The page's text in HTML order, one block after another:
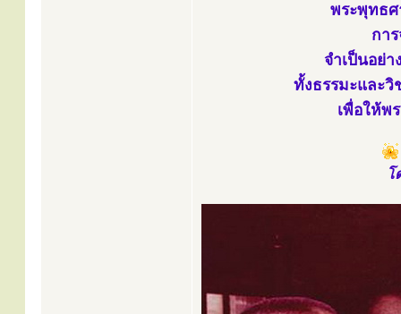
พระพุทธศ
กา
จำเป็นอย่
ทั้งธรรมะและ
เพื่อให้พ
โ